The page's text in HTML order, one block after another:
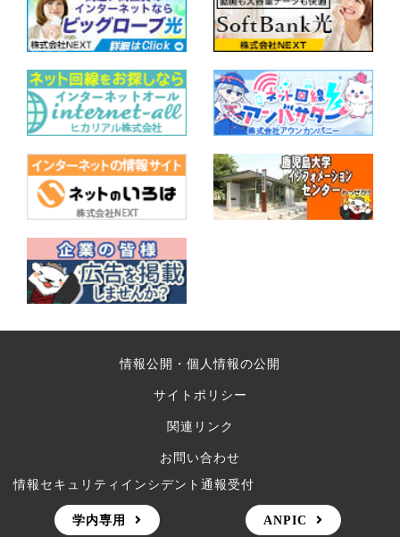
情報公開・個人情報の公開
サイトポリシー
関連リンク
お問い合わせ
情報セキュリティインシデント通報受付
学内専用 ANPIC